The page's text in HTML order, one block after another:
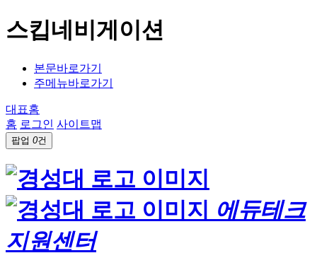
스킵네비게이션
본문바로가기
주메뉴바로가기
대표홈
홈 로그인 사이트맵
팝업 0건
에듀테크
지원센터